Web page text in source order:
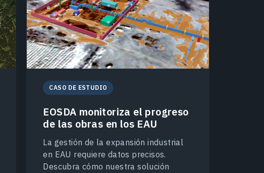
CASO DE ESTUDIO
EOSDA monitoriza el progreso
de las obras en los EAU
La gestión de la expansión industrial
en EAU requiere datos precisos.
Descubra cómo nuestra solución